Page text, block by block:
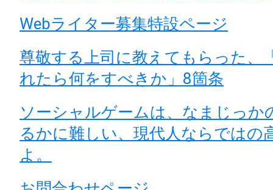
Webライター募集特設ページ
尊敬する上司に教えてもらった、
れたら何をすべきか」8箇条
ソーシャルゲームは、なまじっか
るかに難しい、現代人ならではの
よ。